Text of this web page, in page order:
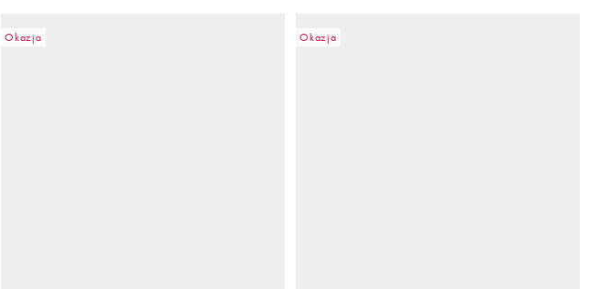
Okazja Okazja